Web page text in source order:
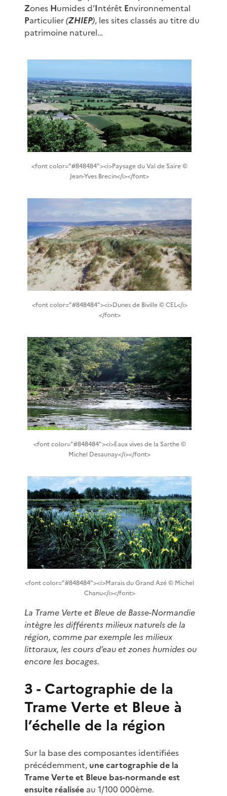
Zones Humides d’Intérêt Environnemental
Particulier(ZHIEP), les sites classés au titre du
patrimoine naturel…
<font color="#848484"><i>Paysage du Val de Saire ©
Jean-Yves Brecin</i></font>
<font color="#848484"><i>Dunes de Biville © CEL</i>
</font>
<font color="#848484"><i>Eaux vives de la Sarthe ©
Michel Desaunay</i></font>
<font color="#848484"><i>Marais du Grand Azé © Michel
Chanu</i></font>
La Trame Verte et Bleue de Basse-Normandie
intègre les différents milieux naturels de la
région, comme par exemple les milieux
littoraux, les cours d’eau et zones humides ou
encore les bocages.
3 - Cartographie de la
Trame Verte et Bleue à
l’échelle de la région
Sur la base des composantes identifiées
précédemment, une cartographie de la
Trame Verte et Bleue bas-normande est
ensuite réalisée au 1/100 000ème.